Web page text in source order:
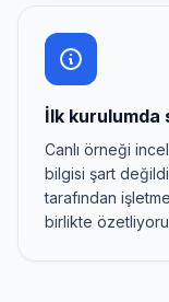
İlk kurulumda
Canlı örneği
bilgisi şart
tarafından
birlikte